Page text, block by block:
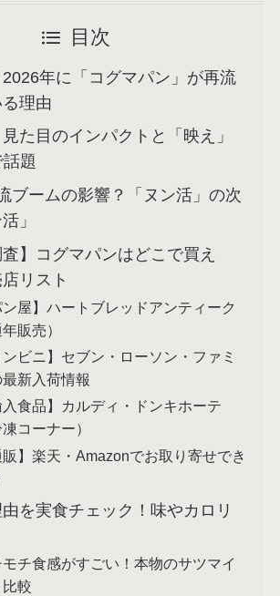
目次
年に「コグマパン」が再流
理由
た目のインパクトと「映え」
題
ブームの影響？「ヌン活」の次
」
査】コグマパンはどこで買え
リスト
ン屋】ハートブレッドアンティーク
年販売）
ンビニ】セブン・ローソン・ファミ
新入荷情報
入食品】カルディ・ドンキホーテ
凍コーナー）
販】楽天・Amazonでお取り寄せでき
を実食チェック！味やカロリ
モチ食感がすごい！本物のサツマイ
較